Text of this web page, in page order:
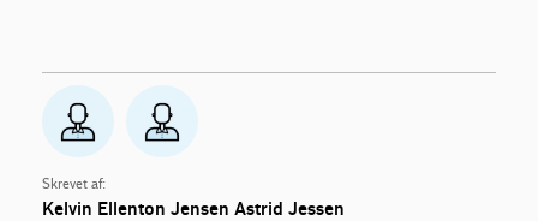
Skrevet af:
Kelvin Ellenton Jensen Astrid Jessen